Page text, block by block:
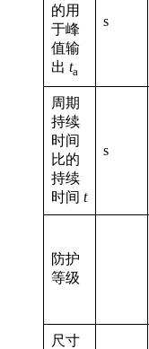
的用
于峰
值输
出 ta
s
周期
持续
时间
比的
持续
时间 t
s
防护
等级
尺寸